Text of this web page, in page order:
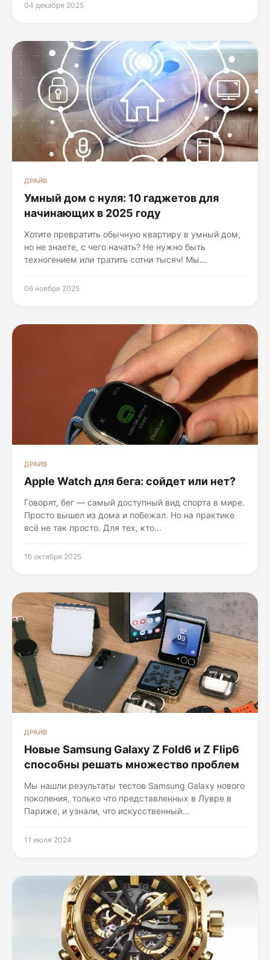
04 декабря 2025
ДРАЙВ
Умный дом с нуля: 10 гаджетов для
начинающих в 2025 году
Хотите превратить обычную квартиру в умный дом,
но не знаете, с чего начать? Не нужно быть
техногением или тратить сотни тысяч! Мы...
06 ноября 2025
ДРАЙВ
Apple Watch для бега: сойдет или нет?
Говорят, бег — самый доступный вид спорта в мире.
Просто вышел из дома и побежал. Но на практике
всё не так просто. Для тех, кто...
16 октября 2025
ДРАЙВ
Новые Samsung Galaxy Z Fold6 и Z Flip6
способны решать множество проблем
Мы нашли результаты тестов Samsung Galaxy нового
поколения, только что представленных в Лувре в
Париже, и узнали, что искусственный...
11 июля 2024